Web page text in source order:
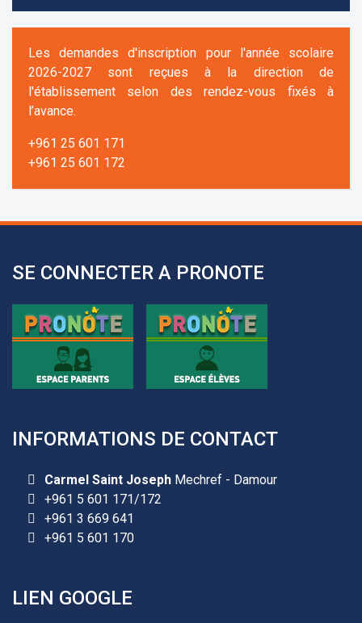
Les demandes d'inscription pour l'année scolaire
2026-2027 sont reçues à la direction de
l'établissement selon des rendez-vous fixés à
l’avance.
+961 25 601 171
+961 25 601 172
SE CONNECTER A PRONOTE
INFORMATIONS DE CONTACT
Carmel Saint Joseph Mechref - Damour
+961 5 601 171/172
+961 3 669 641
+961 5 601 170
LIEN GOOGLE